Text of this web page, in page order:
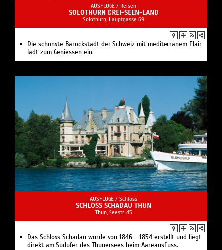
AUSFLÜGE / Reisen
SOLOTHURN DREI-SEEN-LAND
Solothurn, Hauptgasse 69
Die schönste Barockstadt der Schweiz mit mediterranem Flair
lädt zum Geniessen ein.
AUSFLÜGE / Schloss
SCHLOSS SCHADAU THUN
Thun, Seestr. 45
Das Schloss Schadau wurde von 1846 - 1854 erstellt und liegt
direkt am Südufer des Thunersees beim Aareausfluss.